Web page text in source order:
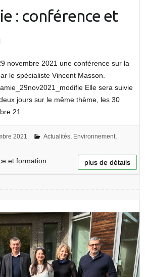
: conférence et
novembre 2021 une conférence sur la
le spécialiste Vincent Masson.
Elle sera suivie
jours sur le même thème, les 30
21.…
2021 Actualités, Environnement,
et formation plus de détails